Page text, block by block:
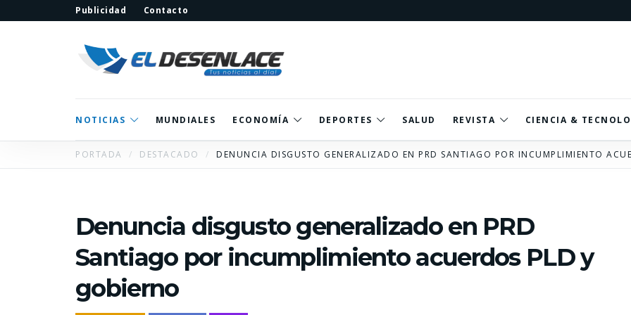
Publicidad Contacto
NOTICIAS MUNDIALES ECONOMÍA DEPORTES SALUD REVISTA CIENCIA &
PORTADA DESTACADO DENUNCIA DISGUSTO GENERALIZADO EN PRD SANTIAGO POR INCUMPLIMIENTO
Denuncia disgusto generalizado en PRD
Santiago por incumplimiento acuerdos PLD y
gobierno